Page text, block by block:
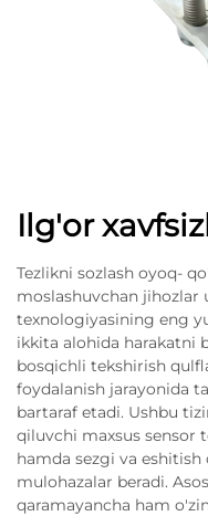
Ilg'or
Tezlikni sozlash oyoq-
moslashuvchan
texnologiyasining eng
ikkita alohida harakatni
bosqichli tekshirish
foydalanish jarayonida
bartaraf etadi. Ushbu
qiluvchi maxsus sensor
hamda sezgi va
mulohazalar beradi.
qaramayancha ham